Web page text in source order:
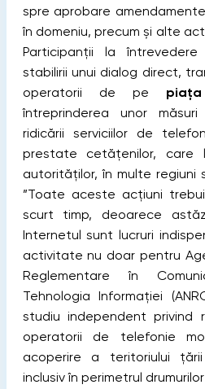
spre aprobare
în domeniu, precum și alte
Participanții la
stabilirii unui dialog direct,
operatorii de pe
întreprinderea unor
ridicării serviciilor de
prestate cetățenilor, care
autorităților, în multe regiuni
”Toate aceste acțiuni
scurt timp, deoarece
Internetul sunt lucruri
activitate nu doar pentru
Reglementare în
Tehnologia Informației
studiu independent privind
operatorii de telefonie
acoperire a teritoriului
inclusiv în perimetrul